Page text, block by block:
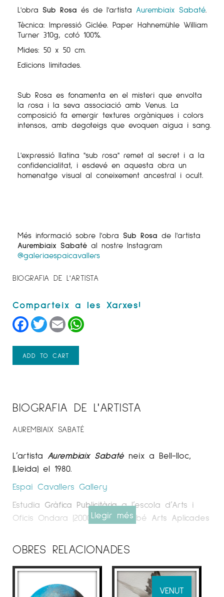
L'obra Sub Rosa és de l'artista Aurembiaix Sabaté
Tècnica: Impressió Giclée. Paper Hahnemühle William
Turner 310g, cotó 100%.
Mides: 50 x 50 cm.
Edicions limitades.
Sub Rosa es fonamenta en el misteri que envolta
la rosa i la seva associació amb Venus. La
composició fa emergir textures orgàniques i colors
intensos, amb degoteigs que evoquen aigua i sang.
L'expressió llatina "sub rosa" remet al secret i a la
confidencialitat, i esdevé en aquesta obra un
homenatge visual al coneixement ancestral i ocult.
Més informació sobre l'obra Sub Rosa de l'artista
Aurembiaix Sabaté al nostre Instagram
@galeriaespaicavallers
BIOGRAFIA DE L'ARTISTA
Facebook
TwitterEmail
ADD TO CART
BIOGRAFIA DE L'ARTISTA
AUREMBIAIX SABATÉ
L’artista Aurembiaix Sabaté neix a Bell-lloc,
(Lleida) el 1980.
Espai Cavallers Gallery
Estudia Gràfica Publicitàriaa l’escola d’Arts i
Oficis Ondara (2000-2002). També Arts Aplicades
(2003-2005).
Hongria, a la Facultat d’Art “Magyar
Iparmüvészeti Egyetem”, (Budapest, Gener-Abril
Llegir més
OBRES RELACIONADES
VENUT